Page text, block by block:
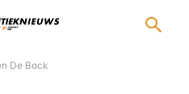
De Bock